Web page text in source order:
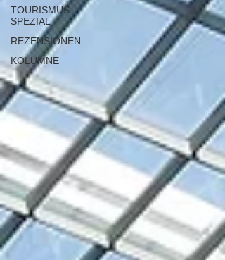
TOURISMUS
SPEZIAL
REZENSIONEN
KOLUMNE